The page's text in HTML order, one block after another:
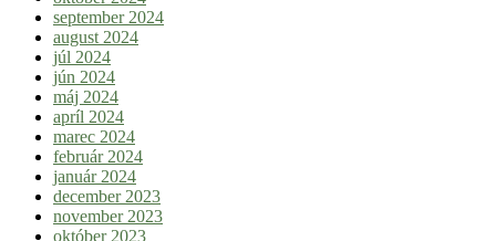
september 2024
august 2024
júl 2024
jún 2024
máj 2024
apríl 2024
marec 2024
február 2024
január 2024
december 2023
november 2023
október 2023